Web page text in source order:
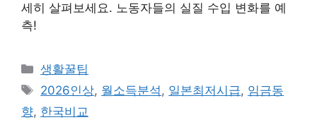
세히 살펴보세요. 노동자들의 실질 수입 변화를 예
측!
카
테
리
생활꿀팁
태
그
2026인상, 월소득분석, 일본최저시급, 임금동
향, 한국비교